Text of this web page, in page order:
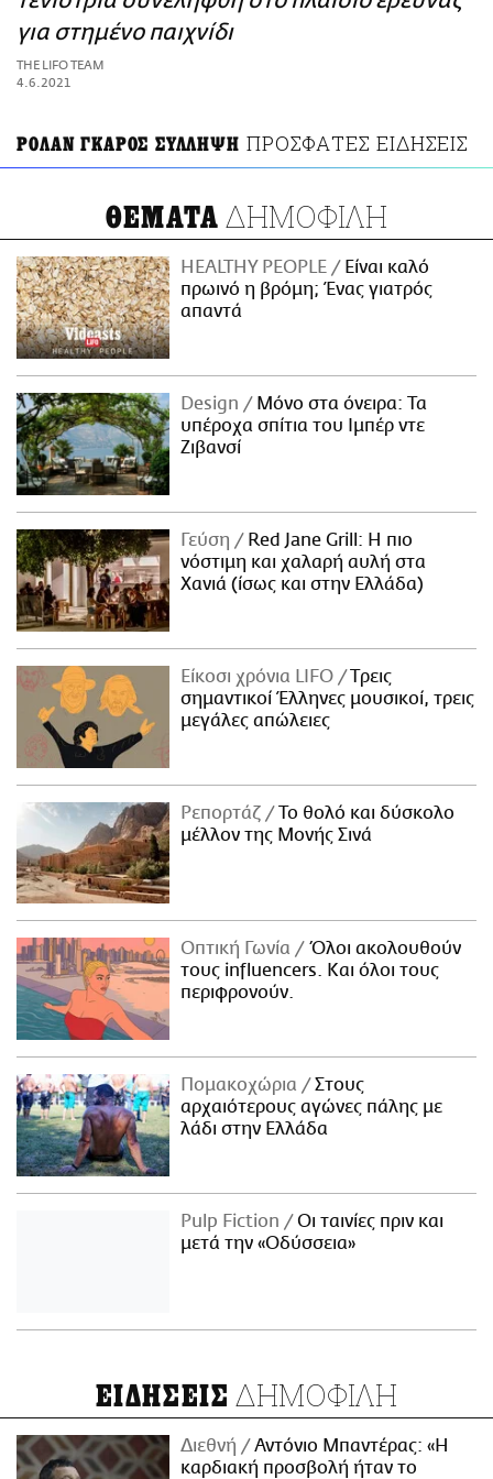
ΑΜΠΑ
PRINT
για στημένο παιχνίδι
THE LIFO TEAM
4.6.2021
ΡΟΛΑΝ ΓΚΑΡΟΣ ΣΥΛΛΗΨΗ ΠΡΟΣΦΑΤΕΣ ΕΙΔΗΣΕΙΣ
ΘΕΜΑΤΑ ΔΗΜΟΦΙΛΗ
HEALTHY PEOPLE
Είναι καλό
πρωινό η βρόμη; Ένας γιατρός
απαντά
Design
Μόνο στα όνειρα: Τα
υπέροχα σπίτια του Ιμπέρ ντε
Ζιβανσί
Γεύση
Red Jane Grill: Η πιο
νόστιμη και χαλαρή αυλή στα
Χανιά (ίσως και στην Ελλάδα)
Είκοσι χρόνια LIFO
Tρεις
σημαντικοί Έλληνες μουσικοί, τρεις
μεγάλες απώλειες
Ρεπορτάζ
Το θολό και δύσκολο
μέλλον της Μονής Σινά
Οπτική Γωνία
Όλοι ακολουθούν
τους influencers. Και όλοι τους
περιφρονούν.
Πομακοχώρια
Στους
αρχαιότερους αγώνες πάλης με
λάδι στην Ελλάδα
Pulp Fiction
Οι ταινίες πριν και
μετά την «Οδύσσεια»
ΕΙΔΗΣΕΙΣ ΔΗΜΟΦΙΛΗ
Διεθνή
Αντόνιο Μπαντέρας: «Η
καρδιακή προσβολή ήταν το